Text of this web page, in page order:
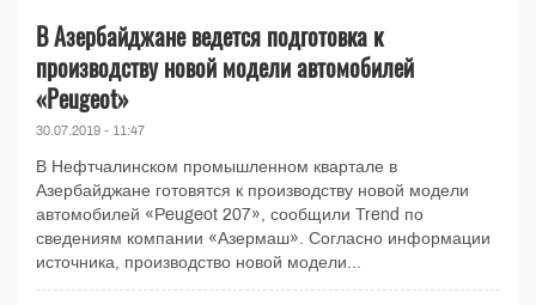
В Азербайджане ведется подготовка к
производству новой модели автомобилей
«Peugeot»
30.07.2019 - 11:47
В Нефтчалинском промышленном квартале в
Азербайджане готовятся к производству новой модели
автомобилей «Peugeot 207», сообщили Trend по
сведениям компании «Азермаш». Согласно информации
источника, производство новой модели...